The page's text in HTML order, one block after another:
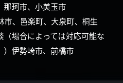
那珂市、小美玉市
、邑楽町、大泉町、桐生
場合によっては対応可能な
）伊勢崎市、前橋市